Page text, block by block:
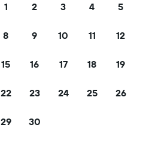
1 2 3 4 5
8 9 10 11 12
15 16 17 18 19
22 23 24 25 26
29 30